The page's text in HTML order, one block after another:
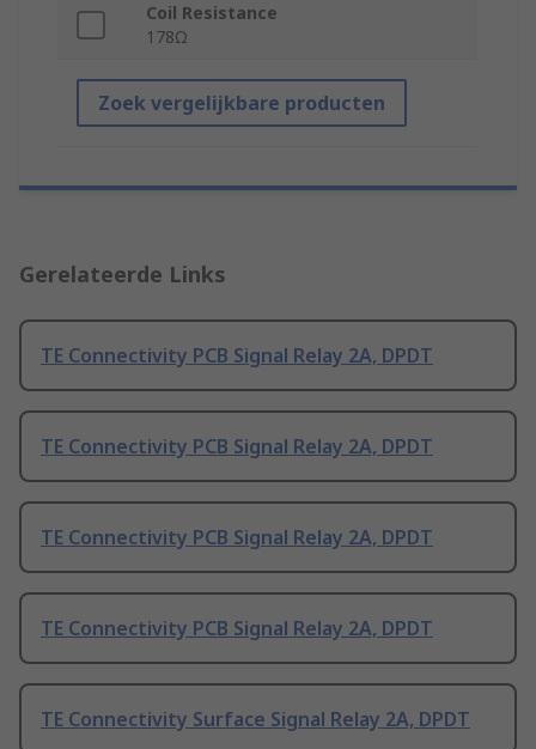
Coil Resistance
178Ω
Zoek vergelijkbare producten
Gerelateerde Links
TE Connectivity PCB Signal Relay 2A, DPDT
TE Connectivity PCB Signal Relay 2A, DPDT
TE Connectivity PCB Signal Relay 2A, DPDT
TE Connectivity PCB Signal Relay 2A, DPDT
TE Connectivity Surface Signal Relay 2A, DPDT